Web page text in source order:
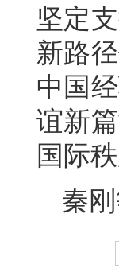
坚定
新路
中国
谊新
国际秩
秦刚